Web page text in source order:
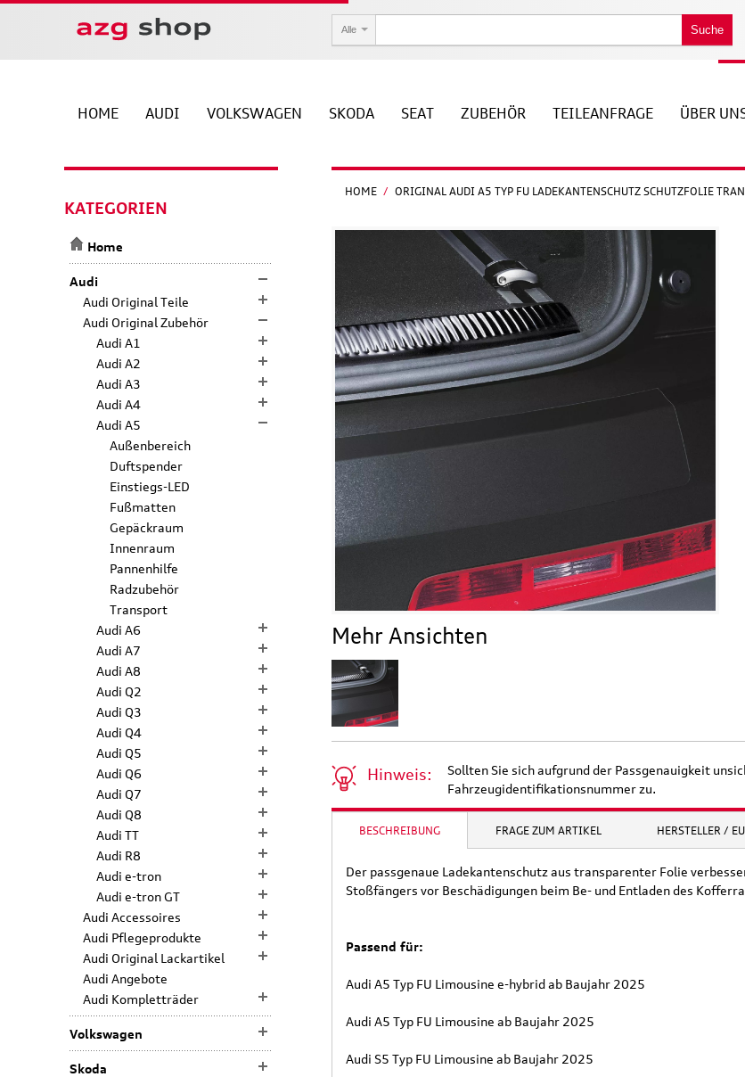
Alle Suche
HOME AUDI VOLKSWAGEN SKODA SEAT ZUBEHÖR TEILEANFRAGE ÜBER
HOME / ORIGINAL AUDI A5 TYP FU LADEKANTENSCHUTZ SCHUTZFOLIE
Mehr Ansichten
Hinweis:
Sollten Sie sich aufgrund der Passgenauigkeit
Fahrzeugidentifikationsnummer zu.
BESCHREIBUNG FRAGE ZUM ARTIKEL HERSTELLER /
Der passgenaue Ladekantenschutz aus transparenter Folie
Stoßfängers vor Beschädigungen beim Be- und Entladen des
Passend für:
Audi A5 Typ FU Limousine e-hybrid ab Baujahr 2025
Audi A5 Typ FU Limousine ab Baujahr 2025
Audi S5 Typ FU Limousine ab Baujahr 2025
KATEGORIEN
Home
Audi
Audi Original Teile
Audi Original Zubehör
Audi A1
Audi A2
Audi A3
Audi A4
Audi A5
Außenbereich
Duftspender
Einstiegs-LED
Fußmatten
Gepäckraum
Innenraum
Pannenhilfe
Radzubehör
Transport
Audi A6
Audi A7
Audi A8
Audi Q2
Audi Q3
Audi Q4
Audi Q5
Audi Q6
Audi Q7
Audi Q8
Audi TT
Audi R8
Audi e-tron
Audi e-tron GT
Audi Accessoires
Audi Pflegeprodukte
Audi Original Lackartikel
Audi Angebote
Audi Kompletträder
Volkswagen
Skoda